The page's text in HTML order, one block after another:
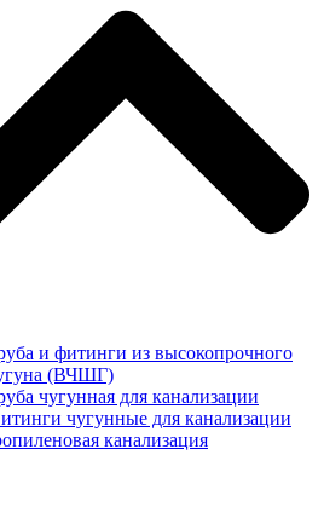
и фитинги из высокопрочного
(ВЧШГ)
чугунная для канализации
чугунные для канализации
канализация